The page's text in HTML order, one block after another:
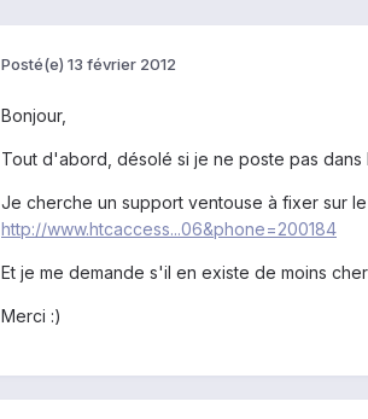
Posté(e) 13 février 2012
Bonjour,
Tout d'abord, désolé si je ne poste pas dans
Je cherche un support ventouse à fixer sur
http://www.htcaccess...06&phone=200184
Et je me demande s'il en existe de moins
Merci :)